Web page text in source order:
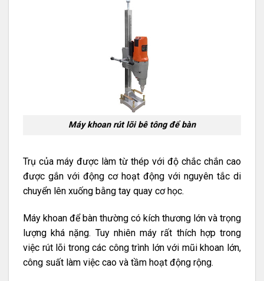
Máy khoan rút lõi bê tông để bàn
Trụ của máy được làm từ thép với độ chắc chắn cao
được gắn với động cơ hoạt động với nguyên tắc di
chuyển lên xuống bằng tay quay cơ học.
Máy khoan để bàn thường có kích thương lớn và trọng
lượng khá nặng. Tuy nhiên máy rất thích hợp trong
việc rút lõi trong các công trình lớn với mũi khoan lớn,
công suất làm việc cao và tầm hoạt động rộng.